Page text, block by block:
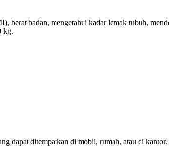
badan, mengetahui kadar lemak tubuh,
kg.
dapat ditempatkan di mobil, rumah, atau di